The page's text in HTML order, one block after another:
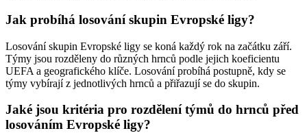
Jak probíhá losování skupin Evropské ligy?
Losování skupin Evropské ligy se koná každý rok na začátku září.
Týmy jsou rozděleny do různých hrnců podle jejich koeficientu
UEFA a geografického klíče. Losování probíhá postupně, kdy se
týmy vybírají z jednotlivých hrnců a přiřazují se do skupin.
Jaké jsou kritéria pro rozdělení týmů do hrnců před
losováním Evropské ligy?